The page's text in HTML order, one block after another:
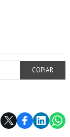
COPIAR